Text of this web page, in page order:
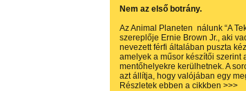
Nem az első botrány.
Az Animal Planeten nálunk “A
szereplője Ernie Brown Jr., aki
nevezett férfi általában puszta
amelyek a műsor készítői
mentőhelyekre kerülhetnek. A
azt állítja, hogy valójában egy
Részletek ebben a cikkben >>>